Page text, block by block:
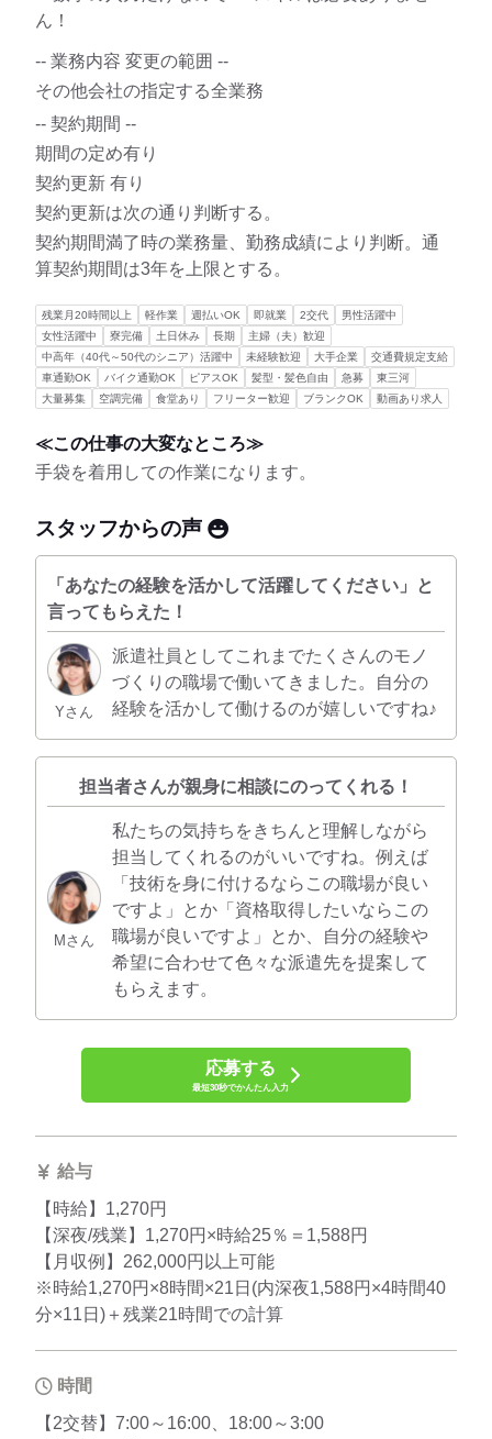
ん！
-- 業務内容 変更の範囲 --
その他会社の指定する全業務
-- 契約期間 --
期間の定め有り
契約更新 有り
契約更新は次の通り判断する。
契約期間満了時の業務量、勤務成績により判断。通
算契約期間は3年を上限とする。
残業月20時間以上 軽作業 週払いOK 即就業 2交代
男性活躍中
女性活躍中
寮完備 土日休み 長期
主婦（夫）歓迎
中高年（40代～50代のシニア）活躍中
未経験歓迎 大手企業
交通費規定支給
車通勤OK
バイク通勤OK ピアスOK 髪型・髪色自由 急募
東三河
大量募集
空調完備 食堂あり フリーター歓迎 ブランクOK 動画あり求人
≪この仕事の大変なところ≫
手袋を着用しての作業になります。
スタッフからの声
「あなたの経験を活かして活躍してください」と
言ってもらえた！
Yさん
派遣社員としてこれまでたくさんのモノ
づくりの職場で働いてきました。自分の
経験を活かして働けるのが嬉しいですね♪
担当者さんが親身に相談にのってくれる！
Mさん
私たちの気持ちをきちんと理解しながら
担当してくれるのがいいですね。例えば
「技術を身に付けるならこの職場が良い
ですよ」とか「資格取得したいならこの
職場が良いですよ」とか、自分の経験や
希望に合わせて色々な派遣先を提案して
もらえます。
応募する
最短30秒でかんたん入力
給与
【時給】1,270円
【深夜/残業】1,270円×時給25％＝1,588円
【月収例】262,000円以上可能
※時給1,270円×8時間×21日(内深夜1,588円×4時間40
分×11日)＋残業21時間での計算
時間
【2交替】7:00～16:00、18:00～3:00